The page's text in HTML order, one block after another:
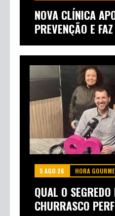
NOVA CLÍNICA
PREVENÇÃO E
5 AGO 26 HORA
QUAL O
CHURRASCO